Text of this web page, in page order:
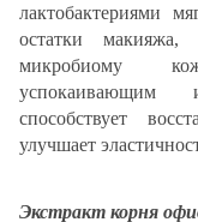
лактобактериями
остатки макияжа,
микробиому
успокаивающим
способствует
улучшает
Экстракт корня